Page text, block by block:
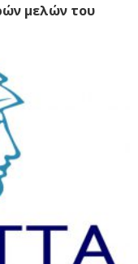
μελών του